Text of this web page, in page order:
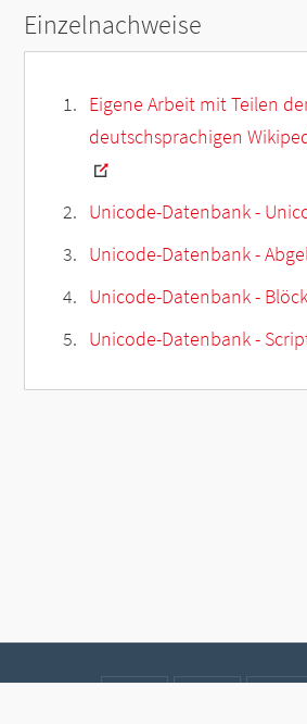
Einzelnachweise
Eigene Arbeit mit Teilen
deutschsprachigen
Unicode-Datenbank -
Unicode-Datenbank -
Unicode-Datenbank -
Unicode-Datenbank -